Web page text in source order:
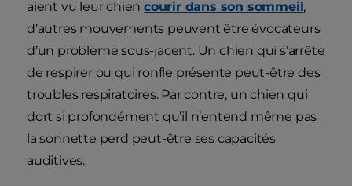
aient vu leur chiencourir dans son sommeil,
d’autres mouvements peuvent être évocateurs
d’un problème sous-jacent. Un chien qui s’arrête
de respirer ou qui ronfle présente peut-être des
troubles respiratoires. Par contre, un chien qui
dort si profondément qu’il n’entend même pas
la sonnette perd peut-être ses capacités
auditives.